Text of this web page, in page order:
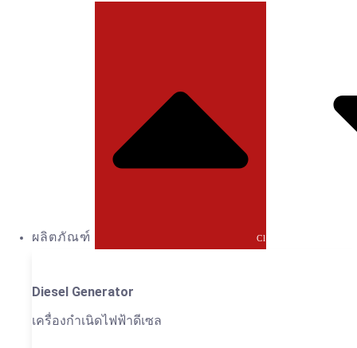
ผลิตภัณฑ์ Close ผลิตภัณฑ์
Diesel Generator
เครื่องกำเนิดไฟฟ้าดีเซล